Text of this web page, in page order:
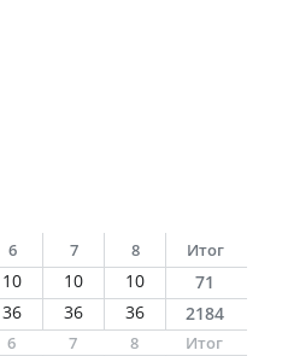
6 7 8 Итог
10 10 10
71
36 36 36
2184
6 7 8 Итог